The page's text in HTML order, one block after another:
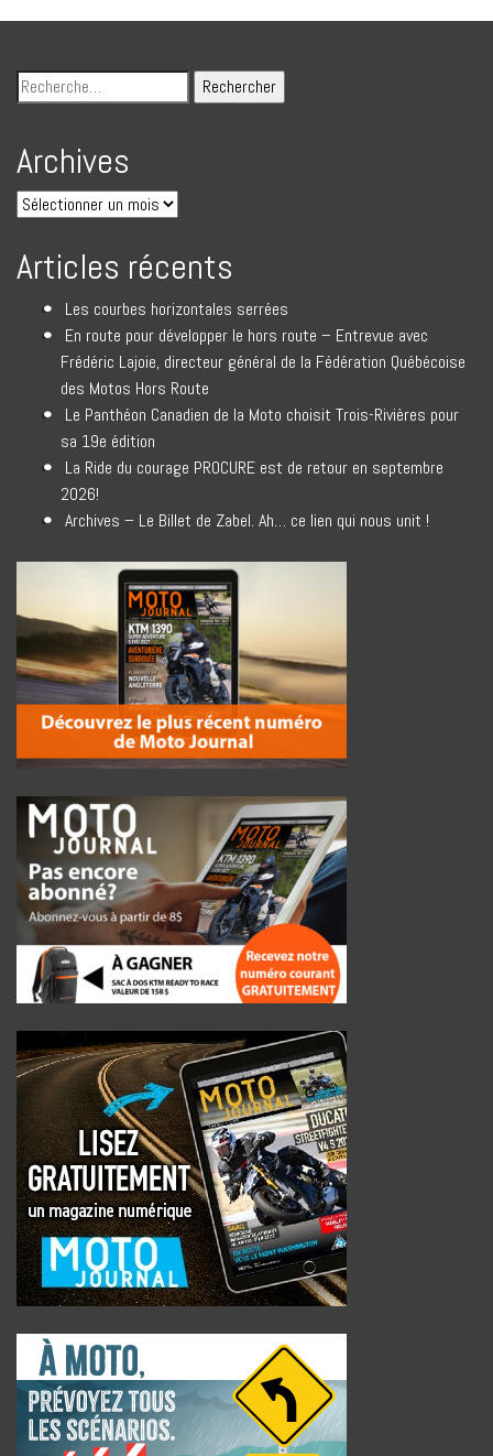
Archives
Articles récents
Les courbes horizontales serrées
En route pour développer le hors route – Entrevue avec
Frédéric Lajoie, directeur général de la Fédération Québécoise
des Motos Hors Route
Le Panthéon Canadien de la Moto choisit Trois-Rivières pour
sa 19e édition
La Ride du courage PROCURE est de retour en septembre
2026!
Archives – Le Billet de Zabel. Ah… ce lien qui nous unit !